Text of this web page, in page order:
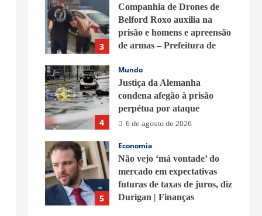
3
Companhia de Drones de
Belford Roxo auxilia na
prisão e homens e apreensão
de armas – Prefeitura de
6 de agosto de 2026
4
Mundo
Justiça da Alemanha
condena afegão à prisão
perpétua por ataque
6 de agosto de 2026
5
Economia
Não vejo ‘má vontade’ do
mercado em expectativas
futuras de taxas de juros, diz
Durigan | Finanças